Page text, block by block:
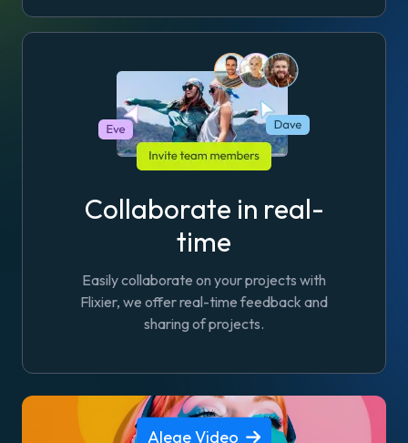
Collaborate in real-
time
Easily collaborate on your projects with
Flixier, we offer real-time feedback and
sharing of projects.
Alege Video